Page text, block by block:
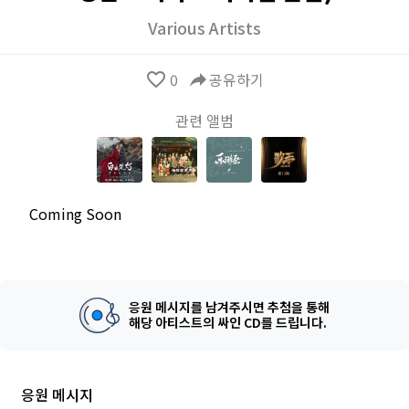
Various Artists
favorite_border 0 reply공유하기
관련 앨범
Coming Soon
응원 메시지를 남겨주시면 추첨을 통해
해당 아티스트의 싸인 CD를 드립니다.
응원 메시지